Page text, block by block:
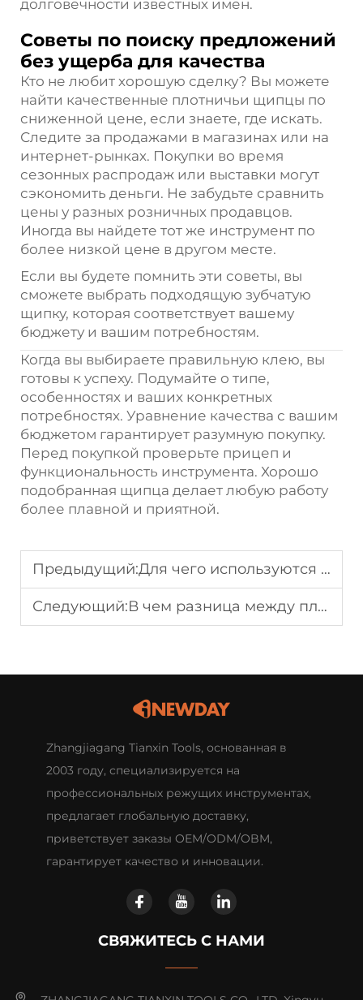
долговечности известных имен.
Советы по поиску предложений
без ущерба для качества
Кто не любит хорошую сделку? Вы можете
найти качественные плотничьи щипцы по
сниженной цене, если знаете, где искать.
Следите за продажами в магазинах или на
интернет-рынках. Покупки во время
сезонных распродаж или выставки могут
сэкономить деньги. Не забудьте сравнить
цены у разных розничных продавцов.
Иногда вы найдете тот же инструмент по
более низкой цене в другом месте.
Если вы будете помнить эти советы, вы
сможете выбрать подходящую зубчатую
щипку, которая соответствует вашему
бюджету и вашим потребностям.
Когда вы выбираете правильную клею, вы
готовы к успеху. Подумайте о типе,
особенностях и ваших конкретных
потребностях. Уравнение качества с вашим
бюджетом гарантирует разумную покупку.
Перед покупкой проверьте прицеп и
функциональность инструмента. Хорошо
подобранная щипца делает любую работу
более плавной и приятной.
Предыдущий:Для чего используются плотницкие клещи?
Следующий:В чем разница между плотницкими клещами и обычными плоскогубцами?
Zhangjiagang Tianxin Tools, основанная в
2003 году, специализируется на
профессиональных режущих инструментах,
предлагает глобальную доставку,
приветствует заказы OEM/ODM/OBM,
гарантирует качество и инновации.
СВЯЖИТЕСЬ С НАМИ